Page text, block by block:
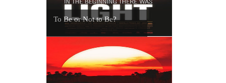
To Be or Not to Be?